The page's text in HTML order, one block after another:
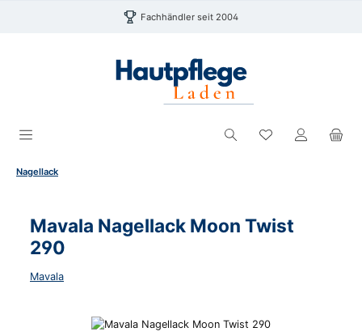
Zum Hauptinhalt springen Fachhändler seit 2004
Du hast 0
Nagellack
Mavala Nagellack Moon Twist
290
Mavala
Bildergalerie überspringen